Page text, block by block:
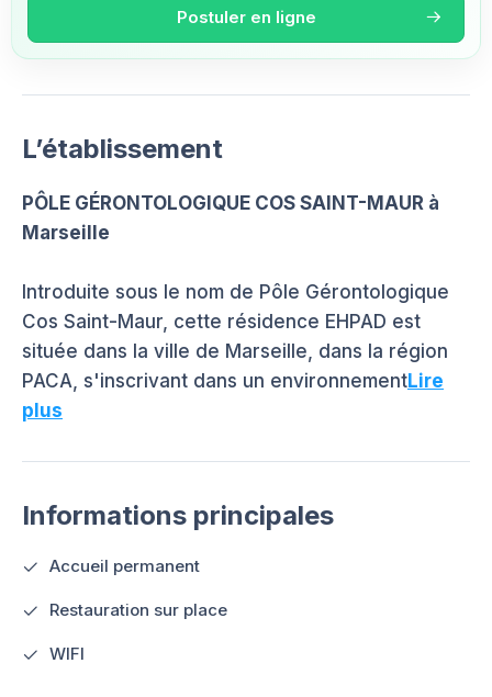
Postuler en ligne
L’établissement
PÔLE GÉRONTOLOGIQUE COS SAINT-MAUR à
Marseille
Introduite sous le nom de Pôle Gérontologique
Cos Saint-Maur, cette résidence EHPAD est
située dans la ville de Marseille, dans la région
PACA, s'inscrivant dans un environnementLire
plus
Informations principales
Accueil permanent
Restauration sur place
WIFI